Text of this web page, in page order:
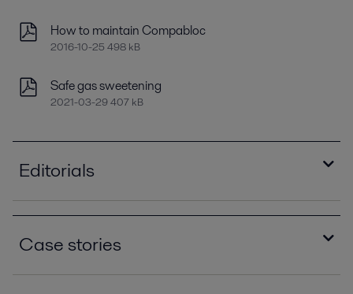
How to maintain Compabloc
2016-10-25 498 kB
Safe gas sweetening
2021-03-29 407 kB
Editorials
Improving refinery RAM with compact plate heat
2021-04-14 789 kB
Optimizing heat recovery with compact plate
Case stories